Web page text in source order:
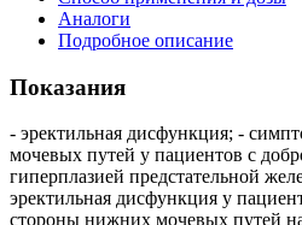
Аналоги
Подробное описание
Показания
- эректильная дисфункция; -
мочевых путей у пациентов с
гиперплазией предстательной
эректильная дисфункция у
стороны нижних мочевых путей